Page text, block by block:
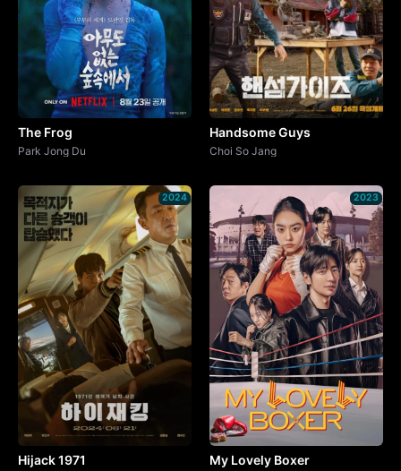
The Frog
Park Jong Du
Handsome Guys
Choi So Jang
2024
Hijack 1971
2023
My Lovely Boxer